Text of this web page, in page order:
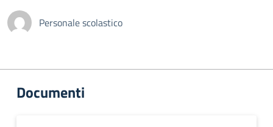
Personale scolastico
Documenti